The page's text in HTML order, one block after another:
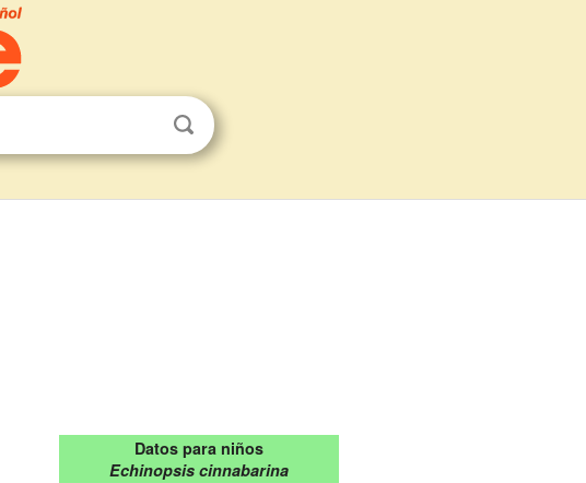
Datos para niños
Echinopsis cinnabarina